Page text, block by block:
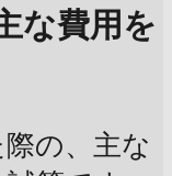
な費用を
の、主な